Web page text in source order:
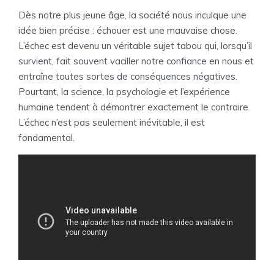
Dès notre plus jeune âge, la société nous inculque une
idée bien précise : échouer est une mauvaise chose.
L’échec est devenu un véritable sujet tabou qui, lorsqu’il
survient, fait souvent vaciller notre confiance en nous et
entraîne toutes sortes de conséquences négatives.
Pourtant, la science, la psychologie et l’expérience
humaine tendent à démontrer exactement le contraire.
L’échec n’est pas seulement inévitable, il est
fondamental.